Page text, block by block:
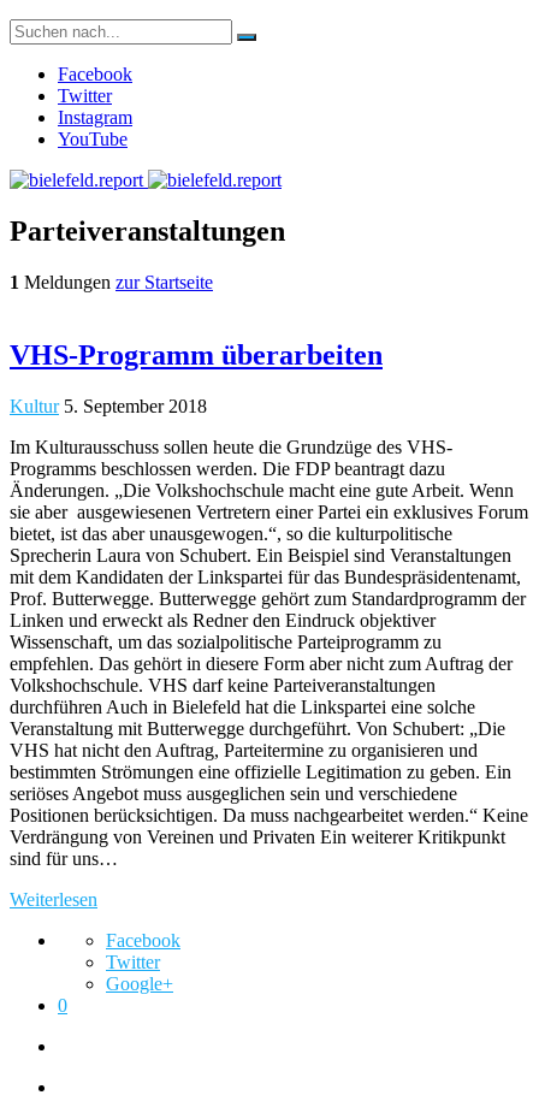
Suche
nach:
Facebook
Twitter
Instagram
YouTube
Parteiveranstaltungen
1 Meldungen zur Startseite
VHS-Programm überarbeiten
Kultur 5. September 2018
Im Kulturausschuss sollen heute die Grundzüge des VHS-
Programms beschlossen werden. Die FDP beantragt dazu
Änderungen. „Die Volkshochschule macht eine gute Arbeit. Wenn
sie aber ausgewiesenen Vertretern einer Partei ein exklusives Forum
bietet, ist das aber unausgewogen.“, so die kulturpolitische
Sprecherin Laura von Schubert. Ein Beispiel sind Veranstaltungen
mit dem Kandidaten der Linkspartei für das Bundespräsidentenamt,
Prof. Butterwegge. Butterwegge gehört zum Standardprogramm der
Linken und erweckt als Redner den Eindruck objektiver
Wissenschaft, um das sozialpolitische Parteiprogramm zu
empfehlen. Das gehört in diesere Form aber nicht zum Auftrag der
Volkshochschule. VHS darf keine Parteiveranstaltungen
durchführen Auch in Bielefeld hat die Linkspartei eine solche
Veranstaltung mit Butterwegge durchgeführt. Von Schubert: „Die
VHS hat nicht den Auftrag, Parteitermine zu organisieren und
bestimmten Strömungen eine offizielle Legitimation zu geben. Ein
seriöses Angebot muss ausgeglichen sein und verschiedene
Positionen berücksichtigen. Da muss nachgearbeitet werden.“ Keine
Verdrängung von Vereinen und Privaten Ein weiterer Kritikpunkt
sind für uns…
Weiterlesen
Facebook
Twitter
Google+
0